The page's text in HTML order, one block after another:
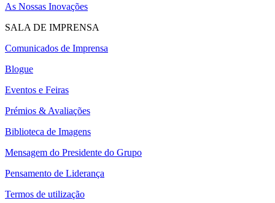
As Nossas Inovações
SALA DE IMPRENSA
Comunicados de Imprensa
Blogue
Eventos e Feiras
Prémios & Avaliações
Biblioteca de Imagens
Mensagem do Presidente do Grupo
Pensamento de Liderança
Termos de utilização